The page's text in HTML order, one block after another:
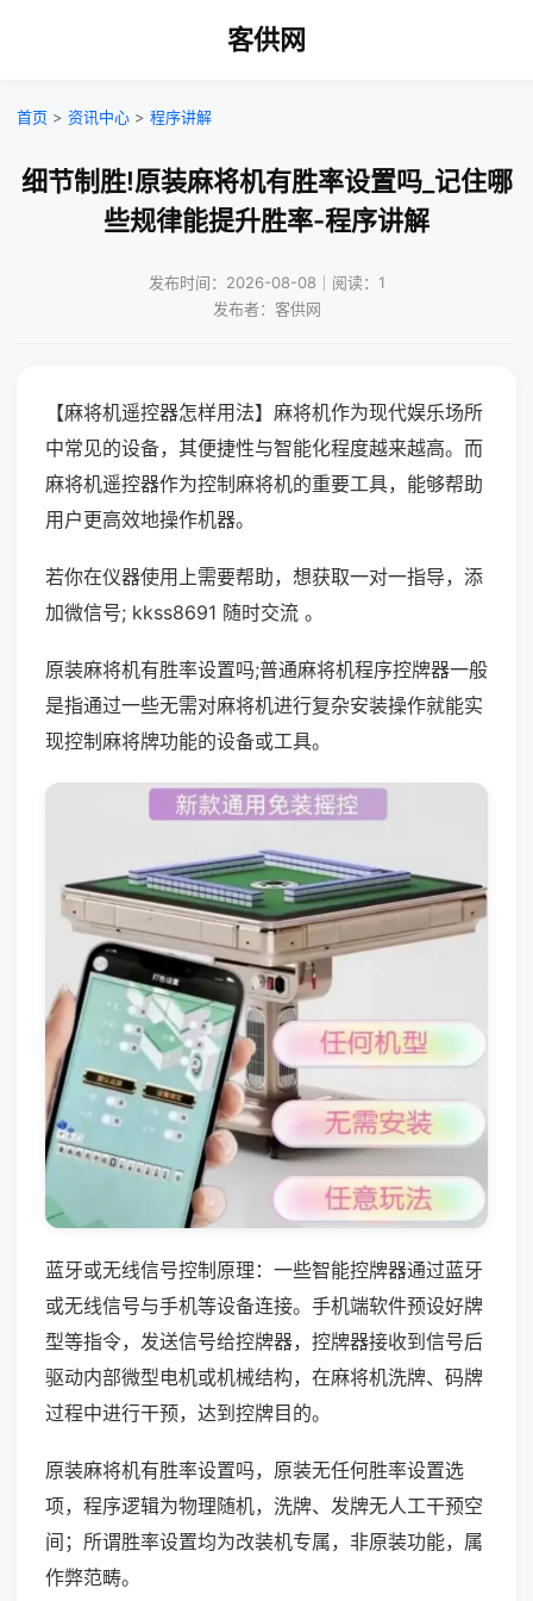
客供网
首页 > 资讯中心 > 程序讲解
细节制胜!原装麻将机有胜率设置吗_记住哪
些规律能提升胜率-程序讲解
发布时间：2026-08-08｜阅读：1
发布者：客供网
【麻将机遥控器怎样用法】麻将机作为现代娱乐场所
中常见的设备，其便捷性与智能化程度越来越高。而
麻将机遥控器作为控制麻将机的重要工具，能够帮助
用户更高效地操作机器。
若你在仪器使用上需要帮助，想获取一对一指导，添
加微信号; kkss8691 随时交流 。
原装麻将机有胜率设置吗;普通麻将机程序控牌器一般
是指通过一些无需对麻将机进行复杂安装操作就能实
现控制麻将牌功能的设备或工具。
蓝牙或无线信号控制原理：一些智能控牌器通过蓝牙
或无线信号与手机等设备连接。手机端软件预设好牌
型等指令，发送信号给控牌器，控牌器接收到信号后
驱动内部微型电机或机械结构，在麻将机洗牌、码牌
过程中进行干预，达到控牌目的。
原装麻将机有胜率设置吗，原装无任何胜率设置选
项，程序逻辑为物理随机，洗牌、发牌无人工干预空
间；所谓胜率设置均为改装机专属，非原装功能，属
作弊范畴。